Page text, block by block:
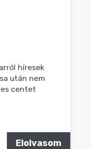
híresek
után nem
centet
Elolvasom